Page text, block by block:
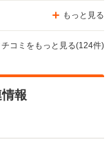
もっと見る
コミをもっと見る(124件)
報